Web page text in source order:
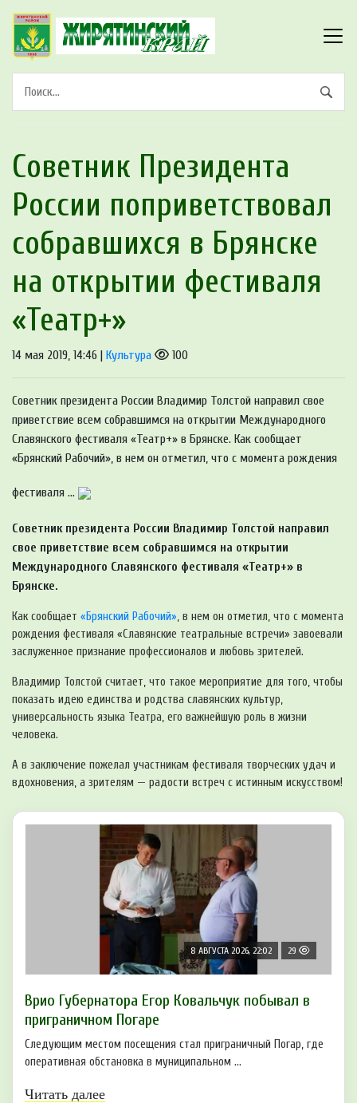
Советник Президента
России поприветствовал
собравшихся в Брянске
на открытии фестиваля
«Театр+»
14 мая 2019, 14:46 | Культура 100
Советник президента России Владимир Толстой направил свое
приветствие всем собравшимся на открытии Международного
Славянского фестиваля «Театр+» в Брянске. Как сообщает
«Брянский Рабочий», в нем он отметил, что с момента рождения
фестиваля ...
Советник президента России Владимир Толстой направил
свое приветствие всем собравшимся на открытии
Международного Славянского фестиваля «Театр+» в
Брянске.
Как сообщает «Брянский Рабочий», в нем он отметил, что с момента
рождения фестиваля «Славянские театральные встречи» завоевали
заслуженное признание профессионалов и любовь зрителей.
Владимир Толстой считает, что такое мероприятие для того, чтобы
показать идею единства и родства славянских культур,
универсальность языка Театра, его важнейшую роль в жизни
человека.
А в заключение пожелал участникам фестиваля творческих удач и
вдохновения, а зрителям — радости встреч с истинным искусством!
8 АВГУСТА 2026, 22:02 29
Врио Губернатора Егор Ковальчук побывал в
приграничном Погаре
Следующим местом посещения стал приграничный Погар, где
оперативная обстановка в муниципальном ...
Читать далее